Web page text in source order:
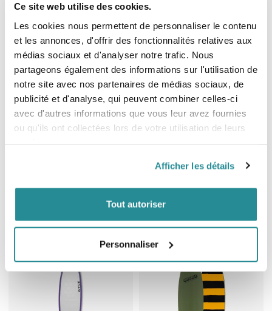
Ce site web utilise des cookies.
Les cookies nous permettent de personnaliser le contenu
et les annonces, d'offrir des fonctionnalités relatives aux
médias sociaux et d'analyser notre trafic. Nous
partageons également des informations sur l'utilisation de
notre site avec nos partenaires de médias sociaux, de
publicité et d'analyse, qui peuvent combiner celles-ci
avec d'autres informations que vous leur avez fournies
ou qu'ils ont collectées lors de votre utilisation de leurs
Afficher les détails
Tout autoriser
Personnaliser
Planche Surf Wyve x Cabianca DFK